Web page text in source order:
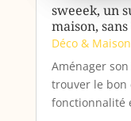
sweeek, un
maison,
Déco & Maison
Aménager
trouver le
fonctionnalité